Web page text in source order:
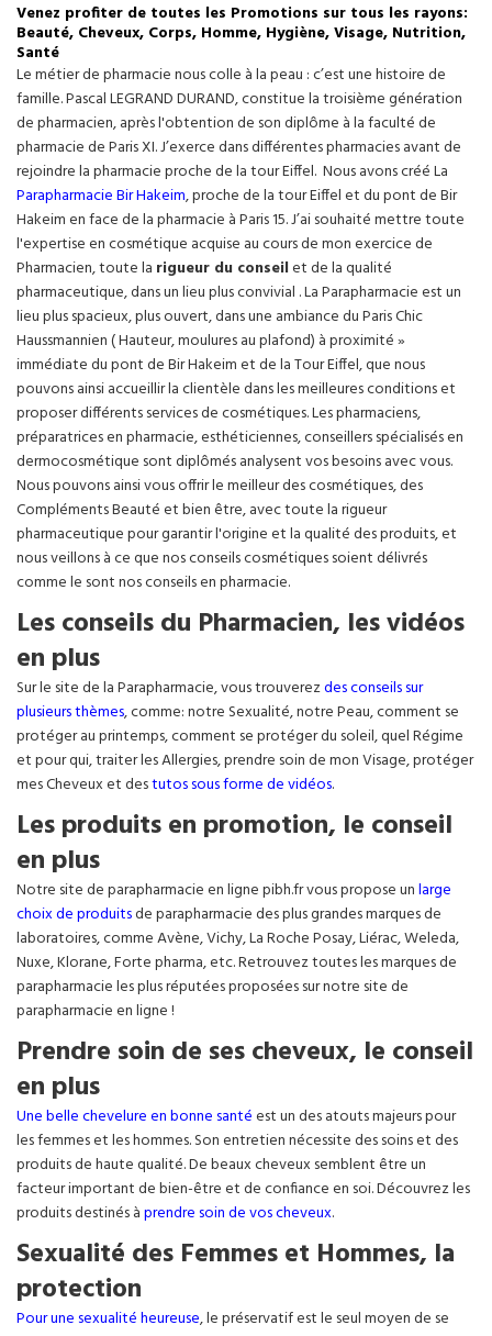
Venez profiter de toutes les Promotions sur tous les rayons:
Beauté, Cheveux, Corps, Homme, Hygiène, Visage, Nutrition,
Santé
Le métier de pharmacie nous colle à la peau : c’est une histoire de
famille. Pascal LEGRAND DURAND, constitue la troisième génération
de pharmacien, après l'obtention de son diplôme à la faculté de
pharmacie de Paris XI. J’exerce dans différentes pharmacies avant de
rejoindre la pharmacie proche de la tour Eiffel. Nous avons créé La
Parapharmacie Bir Hakeim, proche de la tourEiffelet du pont de Bir
Hakeim en face de la pharmacie à Paris 15. J’ai souhaité mettre toute
l'expertise en cosmétique acquise au cours de mon exercice de
Pharmacien, toute la rigueur du conseilet de la qualité
pharmaceutique, dans un lieu plus convivial . La Parapharmacie est un
lieu plus spacieux, plus ouvert, dans une ambiance du Paris Chic
Haussmannien ( Hauteur, moulures au plafond) à proximité »
immédiate du pont de Bir Hakeim et de la Tour Eiffel, que nous
pouvons ainsi accueillir la clientèle dans les meilleures conditions et
proposer différents services de cosmétiques. Les pharmaciens,
préparatrices en pharmacie, esthéticiennes, conseillers spécialisés en
dermocosmétique sont diplômés analysent vos besoins avec vous.
Nous pouvons ainsi vous offrir le meilleur des cosmétiques, des
Compléments Beauté et bien être, avec toute la rigueur
pharmaceutique pour garantir l'origine et la qualité des produits, et
nous veillons à ce que nos conseils cosmétiques soient délivrés
comme le sont nos conseils en pharmacie.
Les conseils du Pharmacien, les vidéos
en plus
Sur le site de la Parapharmacie, vous trouverezdes conseils sur
plusieurs thèmes, comme: notre Sexualité, notre Peau, comment se
protéger au printemps, comment se protéger du soleil, quel Régime
et pour qui, traiter les Allergies, prendre soin de mon Visage, protéger
mes Cheveux et destutos sous forme de vidéos.
Les produits en promotion, le conseil
en plus
Notre site de parapharmacie en ligne pibh.fr vous propose unlarge
choix de produitsde parapharmacie des plus grandes marques de
laboratoires, comme Avène, Vichy, La Roche Posay, Liérac, Weleda,
Nuxe, Klorane, Forte pharma, etc. Retrouvez toutes les marques de
parapharmacie les plus réputées proposées sur notre site de
parapharmacie en ligne !
Prendre soin de ses cheveux, le conseil
en plus
Une belle chevelure en bonne santéest un des atouts majeurs pour
les femmes et les hommes. Son entretien nécessite des soins et des
produits de haute qualité. De beaux cheveux semblent être un
facteur important de bien-être et de confiance en soi. Découvrez les
produits destinés àprendre soin de vos cheveux.
Sexualité des Femmes et Hommes, la
protection
Pour une sexualité heureuse, le préservatif est le seul moyen de se